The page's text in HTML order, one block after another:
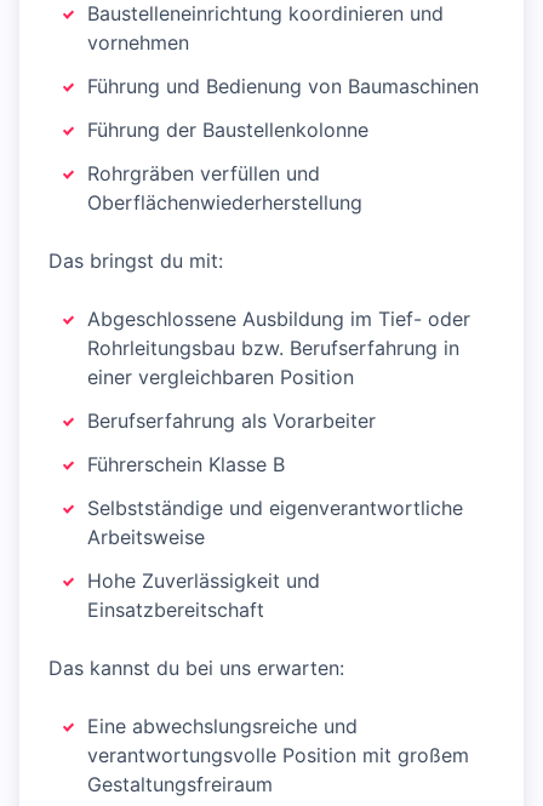
Baustelleneinrichtung koordinieren und
vornehmen
Führung und Bedienung von Baumaschinen
Führung der Baustellenkolonne
Rohrgräben verfüllen und
Oberflächenwiederherstellung
Das bringst du mit:
Abgeschlossene Ausbildung im Tief- oder
Rohrleitungsbau bzw. Berufserfahrung in
einer vergleichbaren Position
Berufserfahrung als Vorarbeiter
Führerschein Klasse B
Selbstständige und eigenverantwortliche
Arbeitsweise
Hohe Zuverlässigkeit und
Einsatzbereitschaft
Das kannst du bei uns erwarten:
Eine abwechslungsreiche und
verantwortungsvolle Position mit großem
Gestaltungsfreiraum